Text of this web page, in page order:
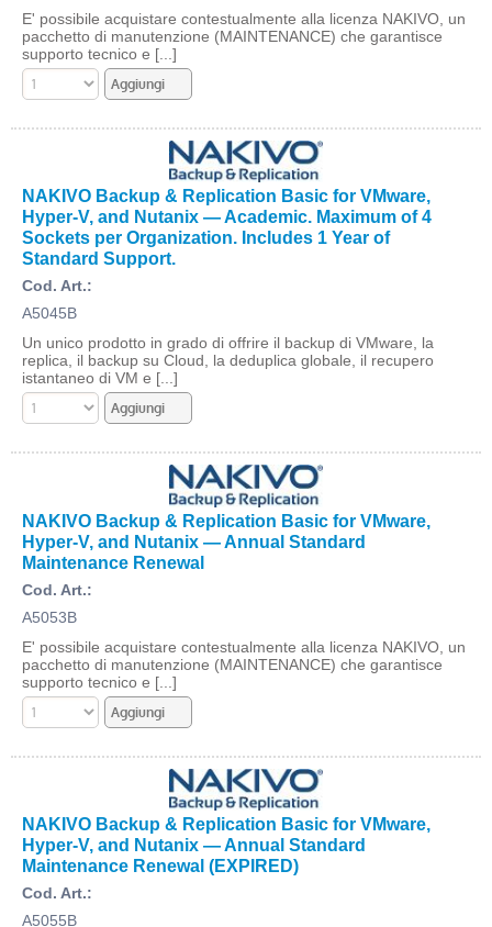
E' possibile acquistare contestualmente alla licenza NAKIVO, un
pacchetto di manutenzione (MAINTENANCE) che garantisce
supporto tecnico e [...]
NAKIVO Backup & Replication Basic for VMware,
Hyper-V, and Nutanix — Academic. Maximum of 4
Sockets per Organization. Includes 1 Year of
Standard Support.
Cod. Art.:
A5045B
Un unico prodotto in grado di offrire il backup di VMware, la
replica, il backup su Cloud, la deduplica globale, il recupero
istantaneo di VM e [...]
NAKIVO Backup & Replication Basic for VMware,
Hyper-V, and Nutanix — Annual Standard
Maintenance Renewal
Cod. Art.:
A5053B
E' possibile acquistare contestualmente alla licenza NAKIVO, un
pacchetto di manutenzione (MAINTENANCE) che garantisce
supporto tecnico e [...]
NAKIVO Backup & Replication Basic for VMware,
Hyper-V, and Nutanix — Annual Standard
Maintenance Renewal (EXPIRED)
Cod. Art.:
A5055B